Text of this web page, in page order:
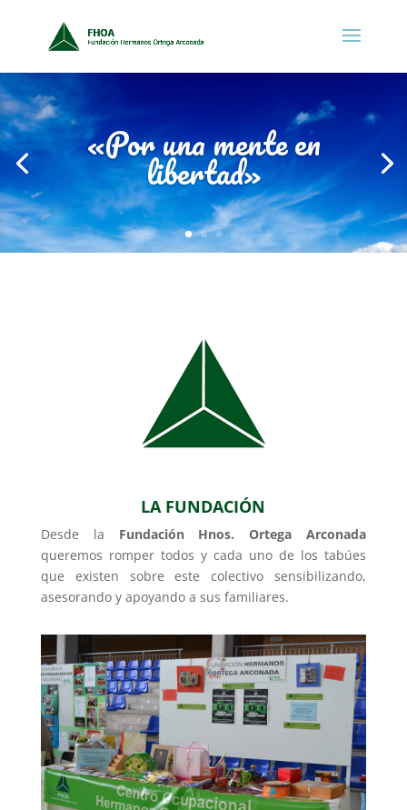
«Por una mente en
libertad»
LA FUNDACIÓN
Desde la Fundación Hnos. Ortega Arconada
queremos romper todos y cada uno de los tabúes
que existen sobre este colectivo sensibilizando,
asesorando y apoyando a sus familiares.